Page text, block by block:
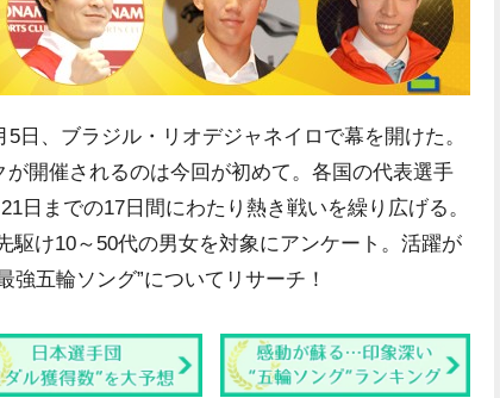
日、ブラジル・リオデジャネイロで幕を開けた。
開催されるのは今回が初めて。各国の代表選手
日までの17日間にわたり熱き戦いを繰り広げる。
駆け10～50代の男女を対象にアンケート。活躍が
強五輪ソング”についてリサーチ！